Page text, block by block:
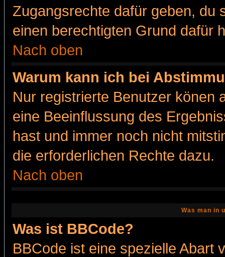
Zugangsrechte dafür geben, du
einen berechtigten Grund dafür
Nach oben
Warum kann ich bei
Nur registrierte Benutzer könen
eine Beeinflussung des
hast und immer noch nicht
die erforderlichen Rechte dazu.
Nach oben
Was man in
Was ist BBCode?
BBCode ist eine spezielle Abart